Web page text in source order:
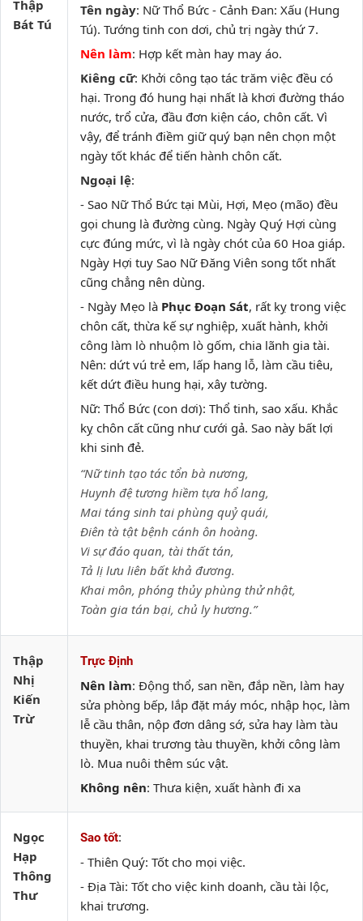
Thập
Bát Tú
Tên ngày: Nữ Thổ Bức - Cảnh Đan: Xấu (Hung
Tú). Tướng tinh con dơi, chủ trị ngày thứ 7.
Nên làm: Hợp kết màn hay may áo.
Kiêng cữ: Khởi công tạo tác trăm việc đều có
hại. Trong đó hung hại nhất là khơi đường tháo
nước, trổ cửa, đầu đơn kiện cáo, chôn cất. Vì
vậy, để tránh điềm giữ quý bạn nên chọn một
ngày tốt khác để tiến hành chôn cất.
Ngoại lệ:
- Sao Nữ Thổ Bức tại Mùi, Hợi, Mẹo (mão) đều
gọi chung là đường cùng. Ngày Quý Hợi cùng
cực đúng mức, vì là ngày chót của 60 Hoa giáp.
Ngày Hợi tuy Sao Nữ Đăng Viên song tốt nhất
cũng chẳng nên dùng.
- Ngày Mẹo là Phục Đoạn Sát, rất kỵ trong việc
chôn cất, thừa kế sự nghiệp, xuất hành, khởi
công làm lò nhuộm lò gốm, chia lãnh gia tài.
Nên: dứt vú trẻ em, lấp hang lỗ, làm cầu tiêu,
kết dứt điều hung hại, xây tường.
Nữ: Thổ Bức (con dơi): Thổ tinh, sao xấu. Khắc
kỵ chôn cất cũng như cưới gả. Sao này bất lợi
khi sinh đẻ.
“Nữ tinh tạo tác tổn bà nương,
Huynh đệ tương hiềm tựa hổ lang,
Mai táng sinh tai phùng quỷ quái,
Điên tà tật bệnh cánh ôn hoàng.
Vi sự đáo quan, tài thất tán,
Tả lị lưu liên bất khả đương.
Khai môn, phóng thủy phùng thử nhật,
Toàn gia tán bại, chủ ly hương.”
Thập
Nhị
Kiến
Trừ
Trực Định
Nên làm: Động thổ, san nền, đắp nền, làm hay
sửa phòng bếp, lắp đặt máy móc, nhập học, làm
lễ cầu thân, nộp đơn dâng sớ, sửa hay làm tàu
thuyền, khai trương tàu thuyền, khởi công làm
lò. Mua nuôi thêm súc vật.
Không nên: Thưa kiện, xuất hành đi xa
Ngọc
Hạp
Thông
Thư
Sao tốt:
- Thiên Quý: Tốt cho mọi việc.
- Địa Tài: Tốt cho việc kinh doanh, cầu tài lộc,
khai trương.